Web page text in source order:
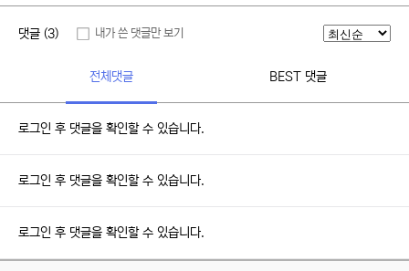
댓글 (3) 내가 쓴 댓글만 보기
전체댓글 BEST 댓글
로그인 후 댓글을 확인할 수 있습니다.
로그인 후 댓글을 확인할 수 있습니다.
로그인 후 댓글을 확인할 수 있습니다.